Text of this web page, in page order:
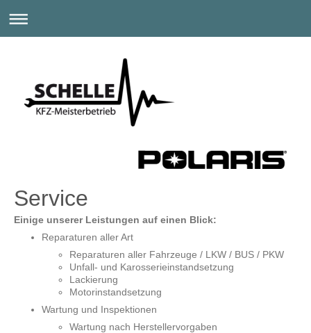
Service
Einige unserer Leistungen auf einen Blick:
Reparaturen aller Art
Reparaturen aller Fahrzeuge / LKW / BUS / PKW
Unfall- und Karosserieinstandsetzung
Lackierung
Motorinstandsetzung
Wartung und Inspektionen
Wartung nach Herstellervorgaben